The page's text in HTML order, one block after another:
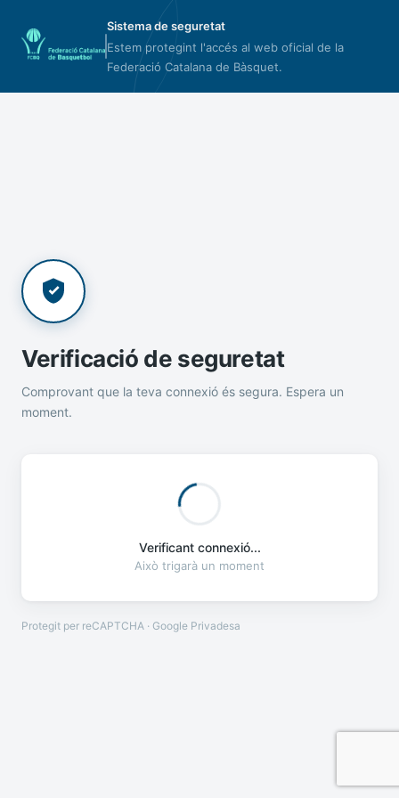
Sistema de seguretat
Estem protegint l'accés al web oficial de la
Federació Catalana de Bàsquet.
Verificació de seguretat
Comprovant que la teva connexió és segura. Espera un
moment.
Verificant connexió...
Això trigarà un moment
Protegit per reCAPTCHA · Google Privadesa